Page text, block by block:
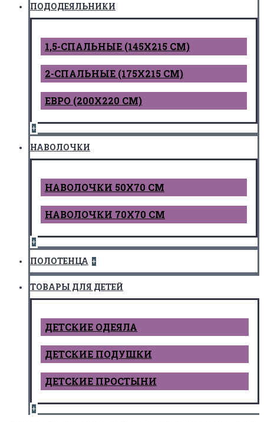
ПОДОДЕЯЛЬНИКИ
1,5-СПАЛЬНЫЕ (145Х215 СМ)
2-СПАЛЬНЫЕ (175Х215 СМ)
ЕВРО (200Х220 СМ)
+
НАВОЛОЧКИ
НАВОЛОЧКИ 50Х70 СМ
НАВОЛОЧКИ 70Х70 СМ
+
ПОЛОТЕНЦА +
ТОВАРЫ ДЛЯ ДЕТЕЙ
ДЕТCКИЕ ОДЕЯЛА
ДЕТСКИЕ ПОДУШКИ
ДЕТСКИЕ ПРОСТЫНИ
+